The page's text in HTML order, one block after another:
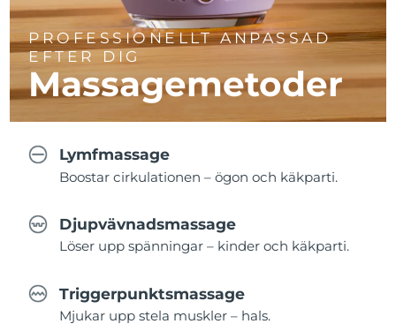
PROFESSIONELLT ANPASSAD
EFTER DIG
Massagemetoder
Lymfmassage
Boostar cirkulationen – ögon och käkparti.
Djupvävnadsmassage
Löser upp spänningar – kinder och käkparti.
Triggerpunktsmassage
Mjukar upp stela muskler – hals.